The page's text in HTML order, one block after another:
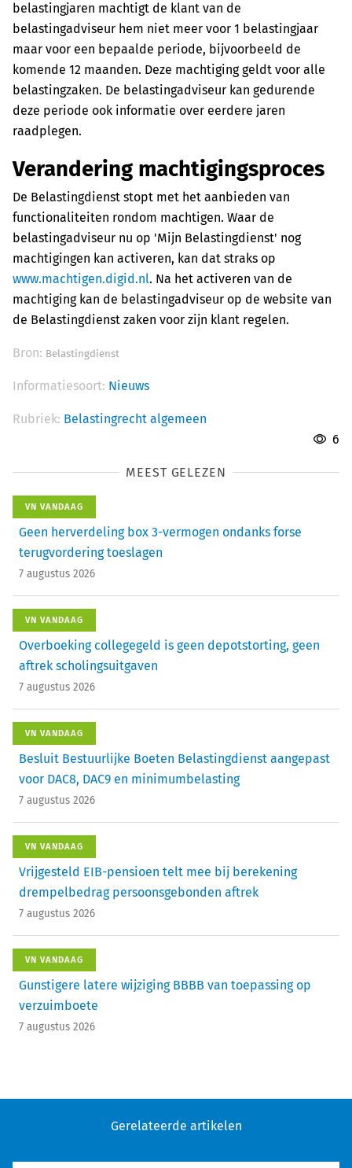
belastingjaren machtigt de klant van de
belastingadviseur hem niet meer voor 1 belastingjaar
maar voor een bepaalde periode, bijvoorbeeld de
komende 12 maanden. Deze machtiging geldt voor alle
belastingzaken. De belastingadviseur kan gedurende
deze periode ook informatie over eerdere jaren
raadplegen.
Verandering machtigingsproces
De Belastingdienst stopt met het aanbieden van
functionaliteiten rondom machtigen. Waar de
belastingadviseur nu op 'Mijn Belastingdienst' nog
machtigingen kan activeren, kan dat straks op
www.machtigen.digid.nl. Na het activeren van de
machtiging kan de belastingadviseur op de website van
de Belastingdienst zaken voor zijn klant regelen.
Bron: Belastingdienst
Informatiesoort: Nieuws
Rubriek: Belastingrecht algemeen
6
MEEST GELEZEN
VN VANDAAG
Geen herverdeling box 3-vermogen ondanks forse
terugvordering toeslagen
7 augustus 2026
VN VANDAAG
Overboeking collegegeld is geen depotstorting, geen
aftrek scholingsuitgaven
7 augustus 2026
VN VANDAAG
Besluit Bestuurlijke Boeten Belastingdienst aangepast
voor DAC8, DAC9 en minimumbelasting
7 augustus 2026
VN VANDAAG
Vrijgesteld EIB-pensioen telt mee bij berekening
drempelbedrag persoonsgebonden aftrek
7 augustus 2026
VN VANDAAG
Gunstigere latere wijziging BBBB van toepassing op
verzuimboete
7 augustus 2026
Gerelateerde artikelen